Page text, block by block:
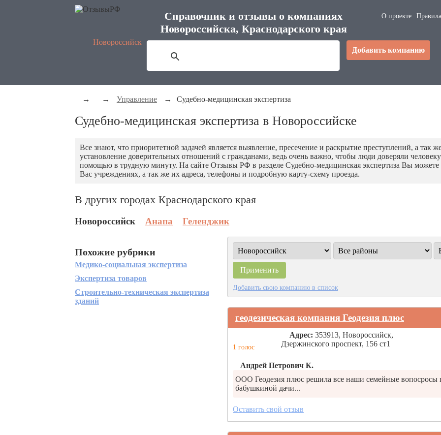
Справочник и отзывы о компаниях
Новороссийска, Краснодарского края
О проекте
Новороссийск
Добавить компанию
→ → Управление → Судебно-медицинская экспертиза
Судебно-медицинская экспертиза в Новороссийске
Все знают, что приоритетной задачей является выявление, пресечение и раскрытие преступлений, а так
установление доверительных отношений с гражданами, ведь очень важно, чтобы люди доверяли
помощью в трудную минуту. На сайте Отзывы РФ в разделе Судебно-медицинская экспертиза Вы
Вас учреждениях, а так же их адреса, телефоны и подробную карту-схему проезда.
В других городах Краснодарского края
Новороссийск Анапа Геленджик
Добавить свою компанию в список
геодезическая компания Геодезия плюс
1 голос
Адрес: 353913, Новороссийск,
Дзержинского проспект, 156 ст1
Андрей Петрович К.
ООО Геодезия плюс решила все наши семейные вопосросы
бабушкиной дачи...
Оставить свой отзыв
Похожие рубрики
Медико-социальная экспертиза
Экспертиза товаров
Строительно-техническая экспертиза
зданий